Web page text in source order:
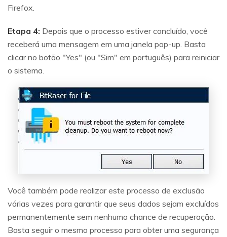
Firefox.
Etapa 4: Depois que o processo estiver concluído, você
receberá uma mensagem em uma janela pop-up. Basta
clicar no botão "Yes" (ou "Sim" em português) para reiniciar
o sistema.
Você também pode realizar este processo de exclusão
várias vezes para garantir que seus dados sejam excluídos
permanentemente sem nenhuma chance de recuperação.
Basta seguir o mesmo processo para obter uma segurança